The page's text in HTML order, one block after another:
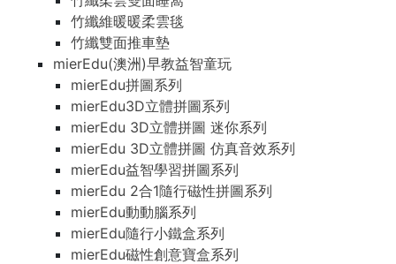
竹纖維暖暖柔雲毯
竹纖雙面推車墊
mierEdu(澳洲)早教益智童玩
mierEdu拼圖系列
mierEdu3D立體拼圖系列
mierEdu 3D立體拼圖 迷你系列
mierEdu 3D立體拼圖 仿真音效系列
mierEdu益智學習拼圖系列
mierEdu 2合1隨行磁性拼圖系列
mierEdu動動腦系列
mierEdu隨行小鐵盒系列
mierEdu磁性創意寶盒系列